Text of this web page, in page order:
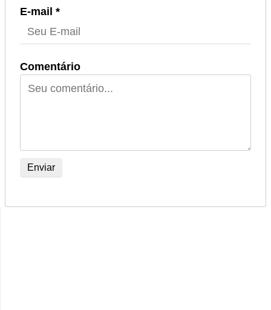
E-mail *
Comentário
ç
a
e
s
o
s